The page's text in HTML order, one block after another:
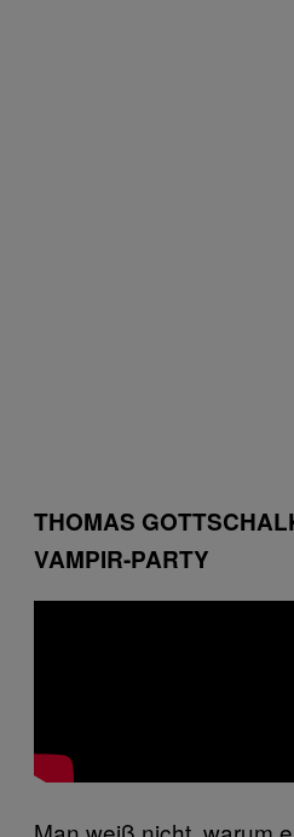
THOMAS
VAMPIR-PARTY